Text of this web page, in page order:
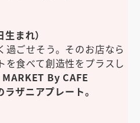
まれ）
過ごせそう。そのお店なら
を食べて創造性をプラスし
By CAFE
ザニアプレート。